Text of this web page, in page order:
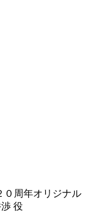
０周年オリジナル
役